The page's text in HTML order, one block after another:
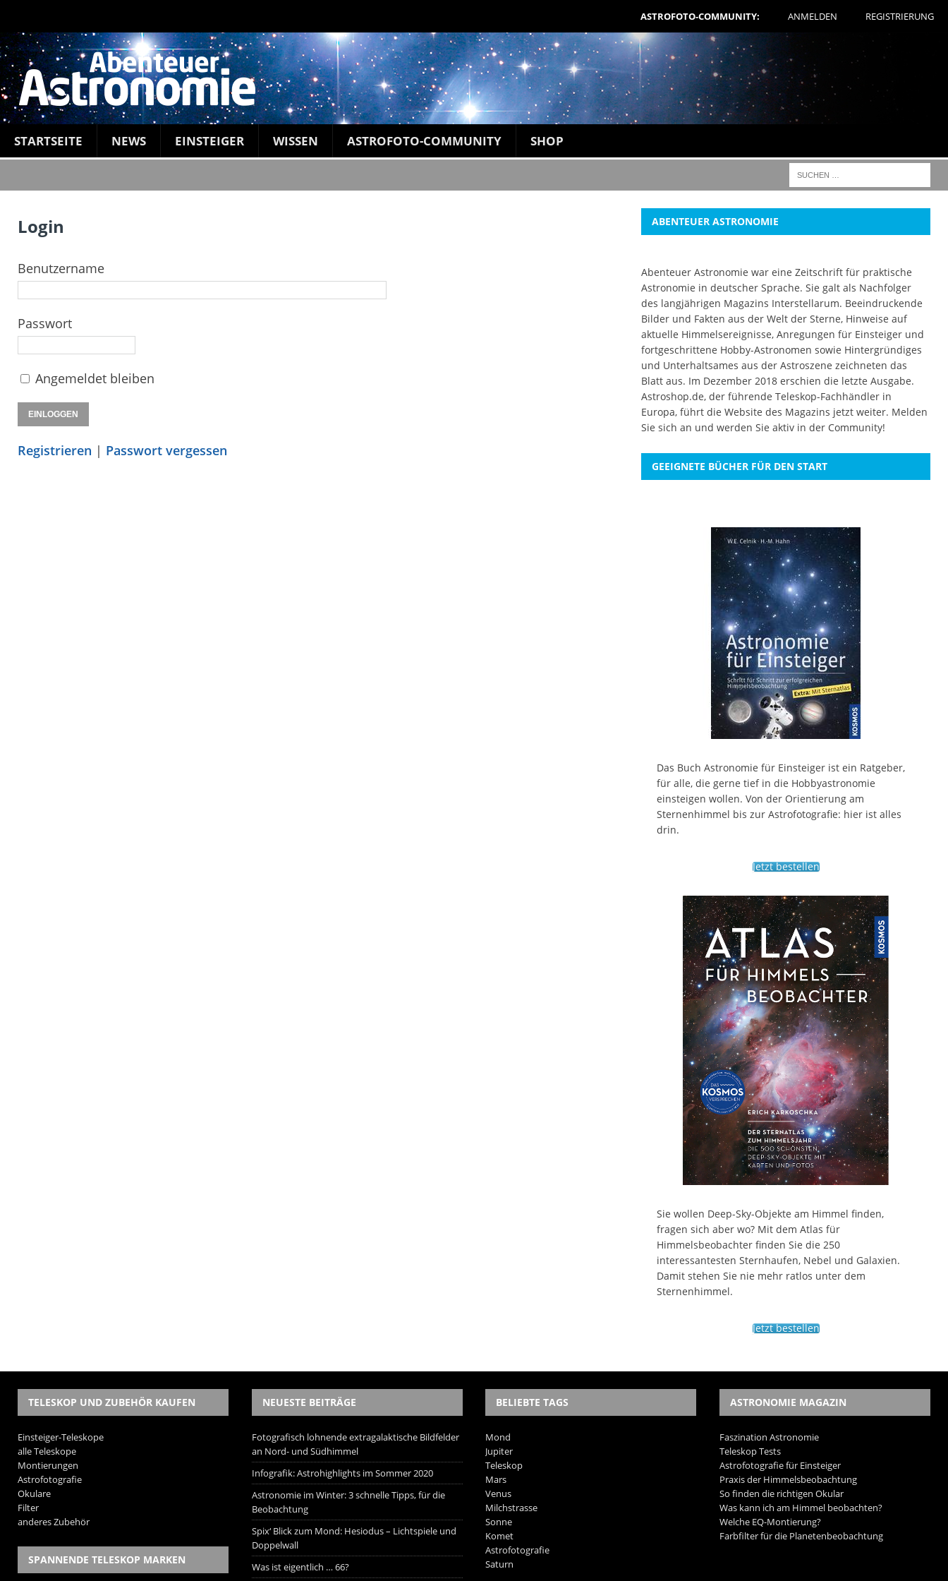
ASTROFOTO-COMMUNITY: ANMELDEN REGISTRIERUNG
STARTSEITE NEWS EINSTEIGER WISSEN ASTROFOTO-COMMUNITY SHOP
Login
Benutzername
Passwort
Angemeldet bleiben
Registrieren | Passwort vergessen
ABENTEUER ASTRONOMIE
Abenteuer Astronomie war eine Zeitschrift für praktische
Astronomie in deutscher Sprache. Sie galt als Nachfolger
des langjährigen Magazins Interstellarum. Beeindruckende
Bilder und Fakten aus der Welt der Sterne, Hinweise auf
aktuelle Himmelsereignisse, Anregungen für Einsteiger und
fortgeschrittene Hobby-Astronomen sowie Hintergründiges
und Unterhaltsames aus der Astroszene zeichneten das
Blatt aus. Im Dezember 2018 erschien die letzte Ausgabe.
Astroshop.de, der führende Teleskop-Fachhändler in
Europa, führt die Website des Magazins jetzt weiter. Melden
Sie sich an und werden Sie aktiv in der Community!
GEEIGNETE BÜCHER FÜR DEN START
Das Buch Astronomie für Einsteiger ist ein Ratgeber,
für alle, die gerne tief in die Hobbyastronomie
einsteigen wollen. Von der Orientierung am
Sternenhimmel bis zur Astrofotografie: hier ist alles
drin.
Jetzt bestellen
Sie wollen Deep-Sky-Objekte am Himmel finden,
fragen sich aber wo? Mit dem Atlas für
Himmelsbeobachter finden Sie die 250
interessantesten Sternhaufen, Nebel und Galaxien.
Damit stehen Sie nie mehr ratlos unter dem
Sternenhimmel.
Jetzt bestellen
TELESKOP UND ZUBEHÖR KAUFEN
Einsteiger-Teleskope
alle Teleskope
Montierungen
Astrofotografie
Okulare
Filter
anderes Zubehör
SPANNENDE TELESKOP MARKEN
NEUESTE BEITRÄGE
Fotografisch lohnende extragalaktische Bildfelder
an Nord- und Südhimmel
Infografik: Astrohighlights im Sommer 2020
Astronomie im Winter: 3 schnelle Tipps, für die
Beobachtung
Spix‘ Blick zum Mond: Hesiodus – Lichtspiele und
Doppelwall
Was ist eigentlich … 66?
BELIEBTE TAGS
Mond
Jupiter
Teleskop
Mars
Venus
Milchstrasse
Sonne
Komet
Astrofotografie
Saturn
ASTRONOMIE MAGAZIN
Faszination Astronomie
Teleskop Tests
Astrofotografie für Einsteiger
Praxis der Himmelsbeobachtung
So finden die richtigen Okular
Was kann ich am Himmel beobachten?
Welche EQ-Montierung?
Farbfilter für die Planetenbeobachtung